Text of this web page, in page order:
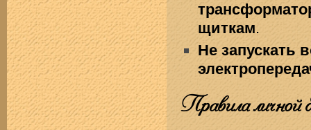
щиткам.
Не запускать
Правила личной